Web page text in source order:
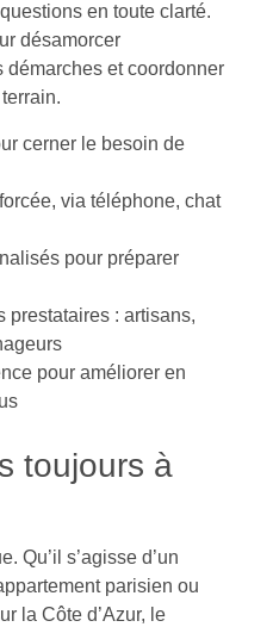
en toute clarté.
désamorcer
démarches et coordonner
cerner le besoin de
via téléphone, chat
pour préparer
prestataires : artisans,
pour améliorer en
toujours à
Qu’il s’agisse d’un
parisien ou
la Côte d’Azur, le